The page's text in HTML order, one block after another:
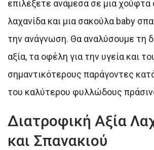
επιλέξετε ανάμεσα σε μια χούφτα
λαχανίδα και μια σακούλα baby
την ανάγνωση. Θα αναλύσουμε τη
αξία, τα οφέλη για την υγεία και
σημαντικότερους παράγοντες
του καλύτερου φυλλώδους
Διατροφική Αξία
και Σπανακιού